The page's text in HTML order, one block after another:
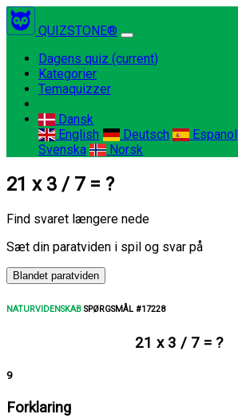
QUIZSTONE®
Dagens quiz (current)
Kategorier
Temaquizzer
Dansk
English
Deutsch Espanol
Svenska
Norsk
21 x 3 / 7 = ?
Find svaret længere nede
Sæt din paratviden i spil og svar på
Blandet paratviden
NATURVIDENSKAB SPØRGSMÅL #17228
21 x 3 / 7 = ?
9
Forklaring